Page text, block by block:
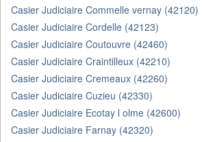
Casier Judiciaire Commelle vernay (42120)
Casier Judiciaire Cordelle (42123)
Casier Judiciaire Coutouvre (42460)
Casier Judiciaire Craintilleux (42210)
Casier Judiciaire Cremeaux (42260)
Casier Judiciaire Cuzieu (42330)
Casier Judiciaire Ecotay l olme (42600)
Casier Judiciaire Farnay (42320)